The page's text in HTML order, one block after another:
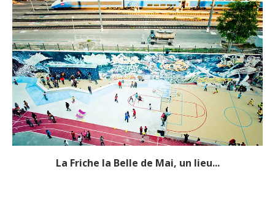
La Friche la Belle de Mai, un lieu...